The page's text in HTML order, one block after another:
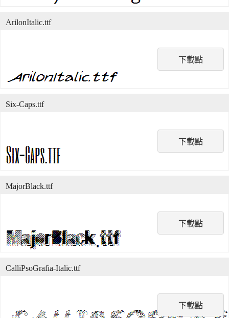
下載點
ArilonItalic.ttf
下載點
Six-Caps.ttf
下載點
MajorBlack.ttf
下載點
CalliPsoGrafia-Italic.ttf